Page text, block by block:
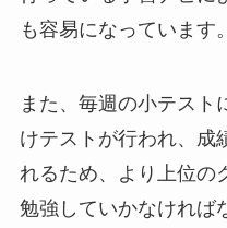
も容易になっています。
また、毎週の小テスト
けテストが行われ、成
れるため、より上位の
勉強していかなければ